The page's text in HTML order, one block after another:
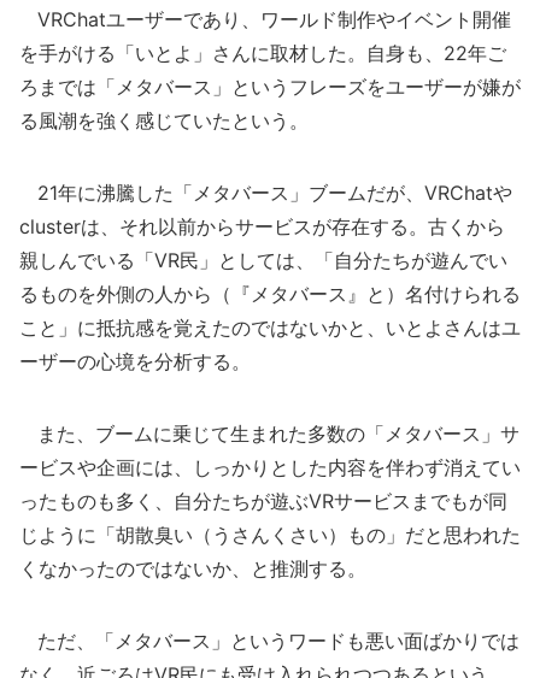
VRChatユーザーであり、ワールド制作やイベント開催
を手がける「いとよ」さんに取材した。自身も、22年ご
ろまでは「メタバース」というフレーズをユーザーが嫌が
る風潮を強く感じていたという。
21年に沸騰した「メタバース」ブームだが、VRChatや
clusterは、それ以前からサービスが存在する。古くから
親しんでいる「VR民」としては、「自分たちが遊んでい
るものを外側の人から（『メタバース』と）名付けられる
こと」に抵抗感を覚えたのではないかと、いとよさんはユ
ーザーの心境を分析する。
また、ブームに乗じて生まれた多数の「メタバース」サ
ービスや企画には、しっかりとした内容を伴わず消えてい
ったものも多く、自分たちが遊ぶVRサービスまでもが同
じように「胡散臭い（うさんくさい）もの」だと思われた
くなかったのではないか、と推測する。
ただ、「メタバース」というワードも悪い面ばかりでは